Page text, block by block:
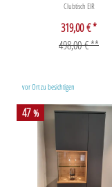
Clubtisch EIR
319,00 € *
498,00 € **
vor Ort zu besichtigen
47%